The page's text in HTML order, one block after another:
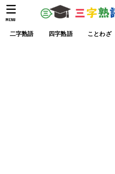
二字熟語 四字熟語 ことわざ
MENU